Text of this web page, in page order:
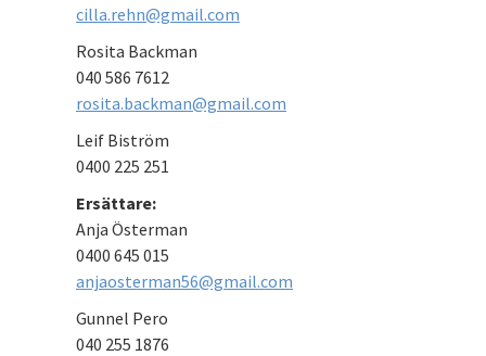
cilla.rehn@gmail.com
Rosita Backman
040 586 7612
rosita.backman@gmail.com
Leif Biström
0400 225 251
Ersättare:
Anja Österman
0400 645 015
anjaosterman56@gmail.com
Gunnel Pero
040 255 1876